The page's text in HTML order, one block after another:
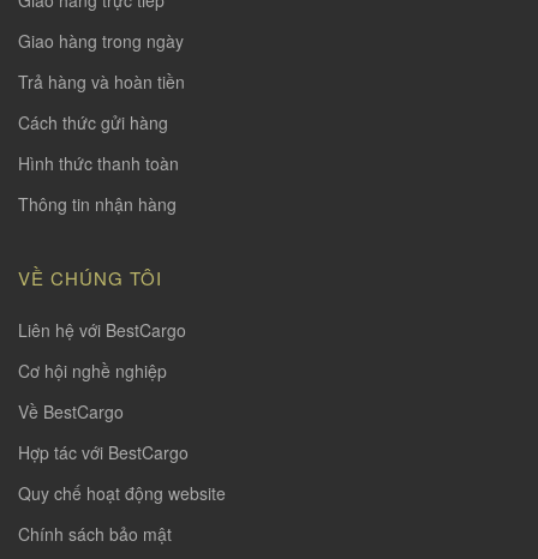
Giao hàng trong ngày
Trả hàng và hoàn tiền
Cách thức gửi hàng
Hình thức thanh toàn
Thông tin nhận hàng
VỀ CHÚNG TÔI
Liên hệ với BestCargo
Cơ hội nghề nghiệp
Về BestCargo
Hợp tác với BestCargo
Quy chế hoạt động website
Chính sách bảo mật